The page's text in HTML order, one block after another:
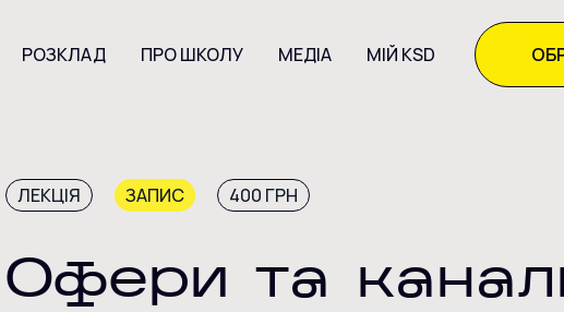
РОЗКЛАД ПРО ШКОЛУ МЕДІА МІЙ KSD
ЛЕКЦІЯ ЗАПИС 400 ГРН
Офери та